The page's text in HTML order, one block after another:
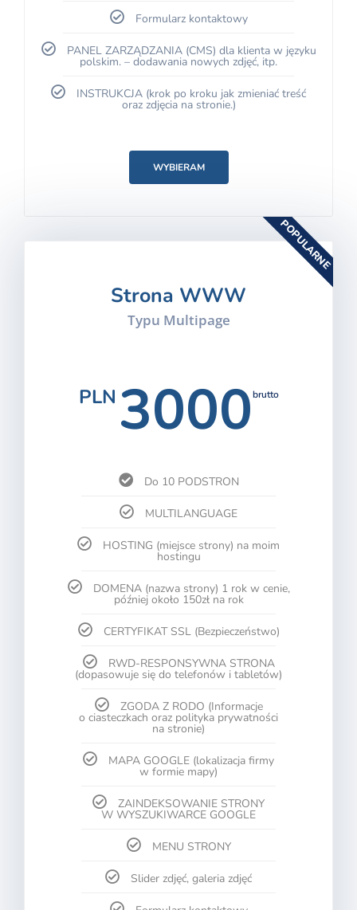
Formularz kontaktowy
PANEL ZARZĄDZANIA (CMS) dla klienta w języku
polskim. – dodawania nowych zdjęć, itp.
INSTRUKCJA (krok po kroku jak zmieniać treść
oraz zdjęcia na stronie.)
WYBIERAM
Strona WWW
Typu Multipage
PLN 3000brutto
Do 10 PODSTRON
MULTILANGUAGE
HOSTING (miejsce strony) na moim
hostingu
DOMENA (nazwa strony) 1 rok w cenie,
później około 150zł na rok
CERTYFIKAT SSL (Bezpieczeństwo)
RWD-RESPONSYWNA STRONA
(dopasowuje się do telefonów i tabletów)
ZGODA Z RODO (Informacje
o ciasteczkach oraz polityka prywatności
na stronie)
MAPA GOOGLE (lokalizacja firmy
w formie mapy)
ZAINDEKSOWANIE STRONY
W WYSZUKIWARCE GOOGLE
MENU STRONY
Slider zdjęć, galeria zdjęć
POPULARNE